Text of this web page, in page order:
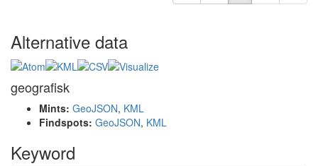
Alternative data
geografisk
Mints: GeoJSON, KML
Findspots: GeoJSON, KML
Keyword